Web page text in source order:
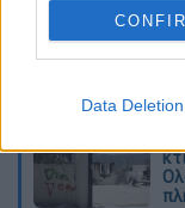
Data Deletion
συναυλιακό
και νοσταλγία.
Διαβάστε